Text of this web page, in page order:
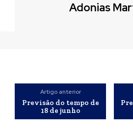
Adonias
Artigo anterior
Previsão do tempo de
18 de junho